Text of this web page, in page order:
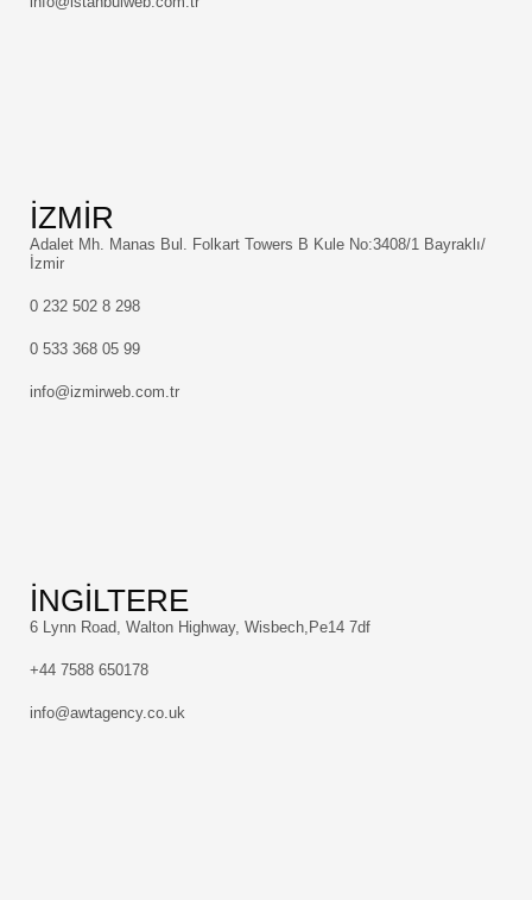
İZMİR
Adalet Mh. Manas Bul. Folkart Towers B Kule No:3408/1 Bayraklı/
İzmir
0 232 502 8 298
0 533 368 05 99
info@izmirweb.com.tr
İNGİLTERE
6 Lynn Road, Walton Highway, Wisbech,Pe14 7df
+44 7588 650178
info@awtagency.co.uk